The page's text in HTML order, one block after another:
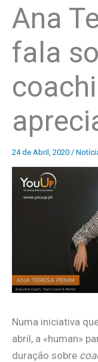
Ana
fala
24 de Abril, 2020 /
Numa iniciativa
abril, a «human»
duração sobre